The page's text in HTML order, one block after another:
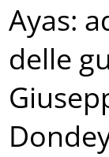
Ayas:
delle